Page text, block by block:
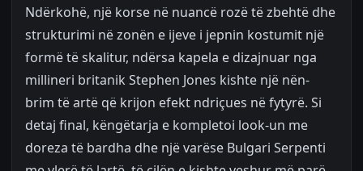
Ndërkohë, një korse në nuancë rozë të zbehtë dhe
strukturimi në zonën e ijeve i jepnin kostumit një
formë të skalitur, ndërsa kapela e dizajnuar nga
millineri britanik Stephen Jones kishte një nën-
brim të artë që krijon efekt ndriçues në fytyrë. Si
detaj final, këngëtarja e kompletoi look-un me
doreza të bardha dhe një varëse Bulgari Serpenti